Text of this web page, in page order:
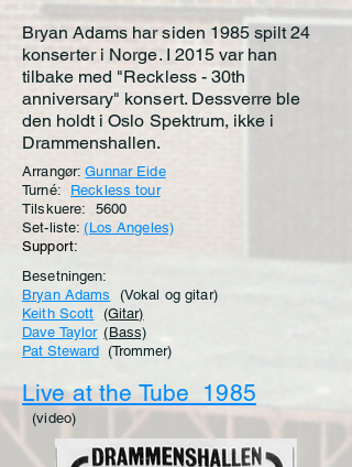
Bryan Adams har siden 1985 spilt 24
konserter i Norge. I 2015 var han
tilbake med "Reckless - 30th
anniversary" konsert. Dessverre ble
den holdt i Oslo Spektrum, ikke i
Drammenshallen.
Arrangør:Gunnar Eide
Turné: Reckless tour
Tilskuere: 5600
Set-liste: (Los Angeles)
Support:
Besetningen:
Bryan Adams (Vokal og gitar)
Keith Scott
(Gitar)
Dave Taylor (Bass)
Pat Steward (Trommer)
Live at the Tube 1985
(video)